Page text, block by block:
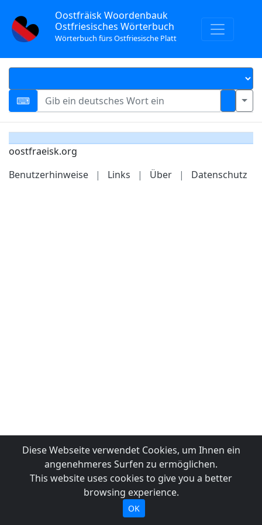
Oostfräisk Woordenbauk
Ostfriesisches Wörterbuch
Wörterbuch fürs Ostfriesische Platt
oostfraeisk.org
Benutzerhinweise
| Links | Über | Datenschutz
Diese Webseite verwendet Cookies, um Ihnen ein
angenehmeres Surfen zu ermöglichen.
This website uses cookies to give you a better
browsing experience.
OK